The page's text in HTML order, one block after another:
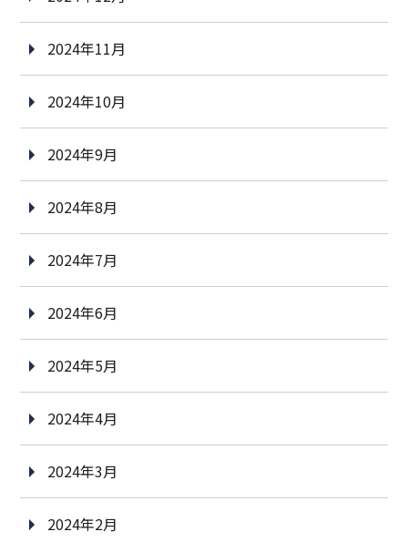
2024年11月
2024年10月
2024年9月
2024年8月
2024年7月
2024年6月
2024年5月
2024年4月
2024年3月
2024年2月